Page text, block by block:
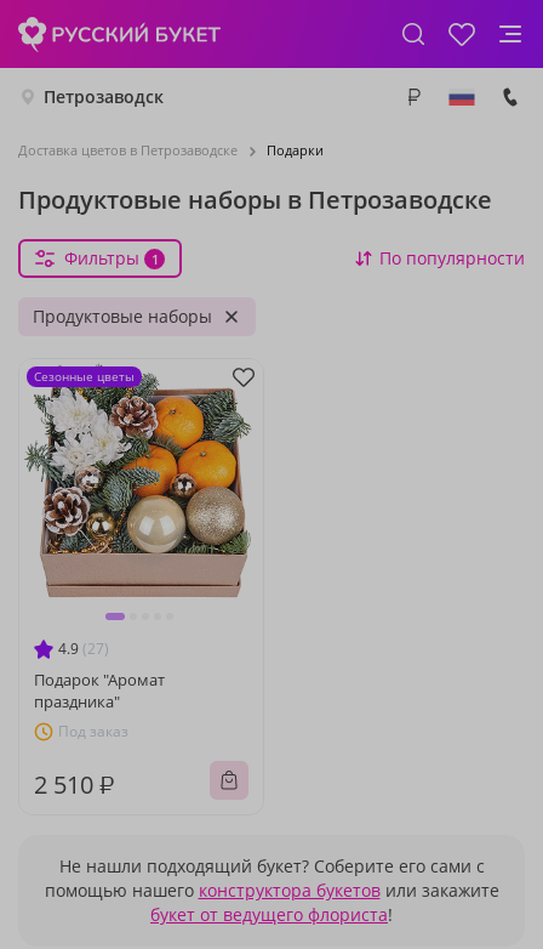
Петрозаводск
Доставка цветов в Петрозаводске Подарки
Продуктовые наборы в Петрозаводске
Фильтры 1 По популярности
Продуктовые наборы
4.9 (27)
Подарок "Аромат
праздника"
Под заказ
2 510 ₽
Сезонные цветы
Не нашли подходящий букет? Соберите его сами с
помощью нашего конструктора букетовили закажите
букет от ведущего флориста!